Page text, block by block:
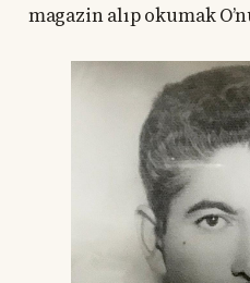
magazin alıp okumak